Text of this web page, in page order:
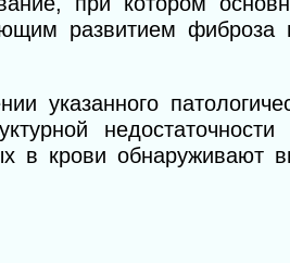
развитием фиброза
указанного
в крови обнаруживают